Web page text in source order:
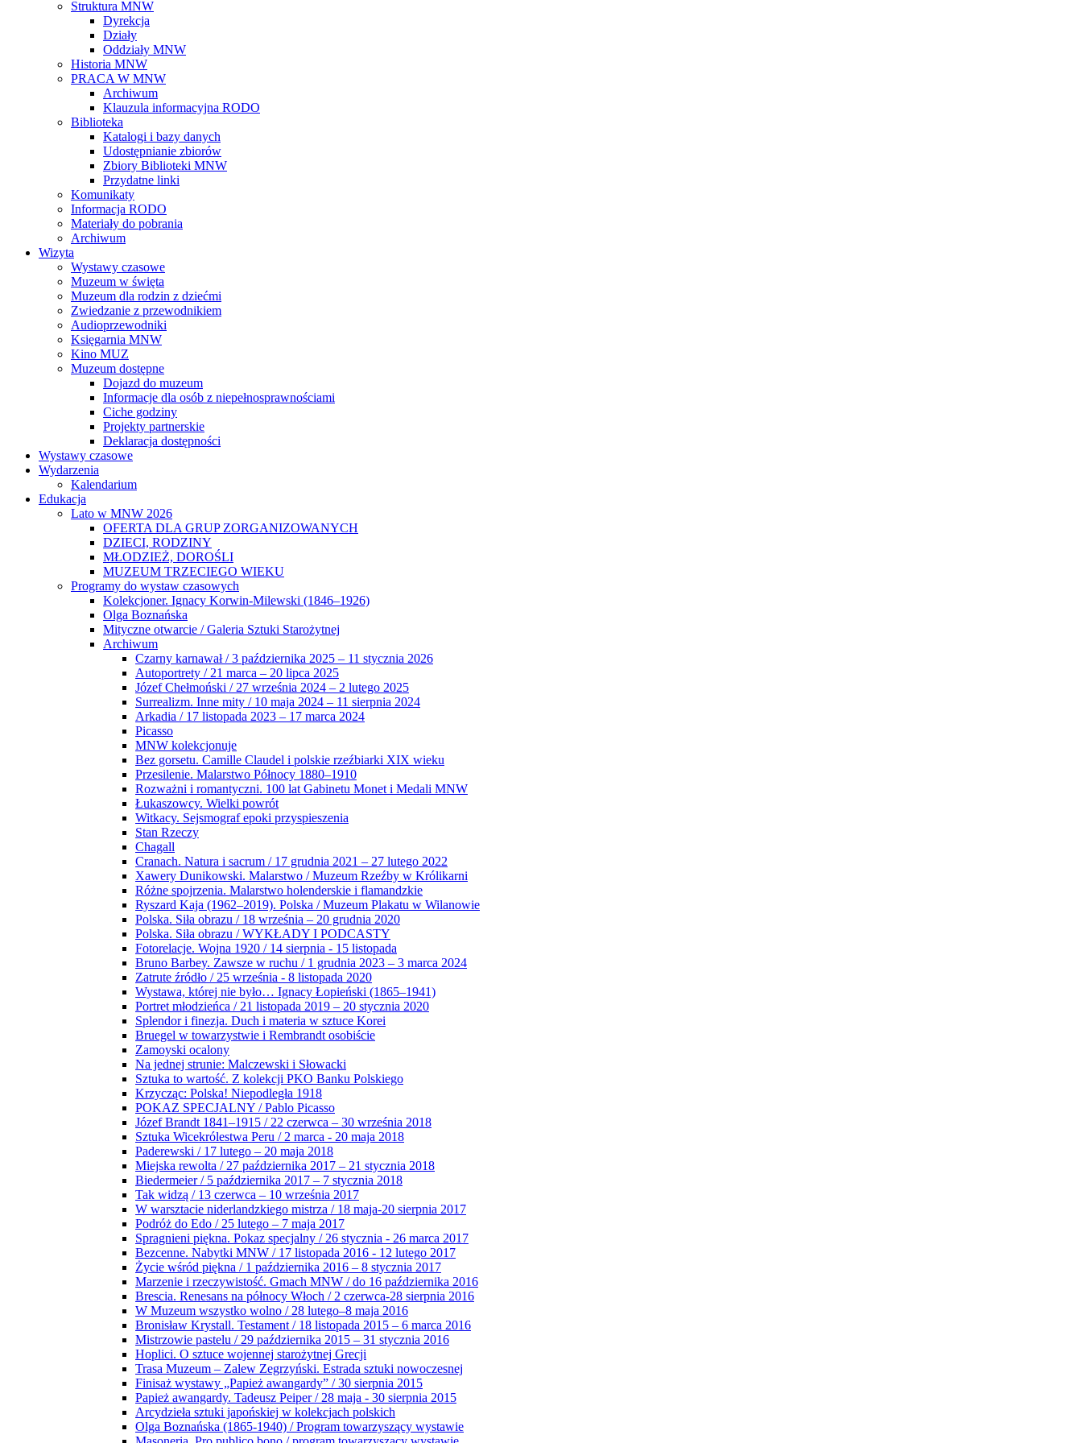
Struktura MNW
Dyrekcja
Działy
Oddziały MNW
Historia MNW
PRACA W MNW
Archiwum
Klauzula informacyjna RODO
Biblioteka
Katalogi i bazy danych
Udostępnianie zbiorów
Zbiory Biblioteki MNW
Przydatne linki
Komunikaty
Informacja RODO
Materiały do pobrania
Archiwum
Wizyta
Wystawy czasowe
Muzeum w święta
Muzeum dla rodzin z dziećmi
Zwiedzanie z przewodnikiem
Audioprzewodniki
Księgarnia MNW
Kino MUZ
Muzeum dostępne
Dojazd do muzeum
Informacje dla osób z niepełnosprawnościami
Ciche godziny
Projekty partnerskie
Deklaracja dostępności
Wystawy czasowe
Wydarzenia
Kalendarium
Edukacja
Lato w MNW 2026
OFERTA DLA GRUP ZORGANIZOWANYCH
DZIECI, RODZINY
MŁODZIEŻ, DOROŚLI
MUZEUM TRZECIEGO WIEKU
Programy do wystaw czasowych
Kolekcjoner. Ignacy Korwin-Milewski (1846–1926)
Olga Boznańska
Mityczne otwarcie / Galeria Sztuki Starożytnej
Archiwum
Czarny karnawał / 3 października 2025 – 11 stycznia 2026
Autoportrety / 21 marca – 20 lipca 2025
Józef Chełmoński / 27 września 2024 – 2 lutego 2025
Surrealizm. Inne mity / 10 maja 2024 – 11 sierpnia 2024
Arkadia / 17 listopada 2023 – 17 marca 2024
Picasso
MNW kolekcjonuje
Bez gorsetu. Camille Claudel i polskie rzeźbiarki XIX wieku
Przesilenie. Malarstwo Północy 1880–1910
Rozważni i romantyczni. 100 lat Gabinetu Monet i Medali MNW
Łukaszowcy. Wielki powrót
Witkacy. Sejsmograf epoki przyspieszenia
Stan Rzeczy
Chagall
Cranach. Natura i sacrum / 17 grudnia 2021 – 27 lutego 2022
Xawery Dunikowski. Malarstwo / Muzeum Rzeźby w Królikarni
Różne spojrzenia. Malarstwo holenderskie i flamandzkie
Ryszard Kaja (1962–2019). Polska / Muzeum Plakatu w Wilanowie
Polska. Siła obrazu / 18 września – 20 grudnia 2020
Polska. Siła obrazu / WYKŁADY I PODCASTY
Fotorelacje. Wojna 1920 / 14 sierpnia - 15 listopada
Bruno Barbey. Zawsze w ruchu / 1 grudnia 2023 – 3 marca 2024
Zatrute źródło / 25 września - 8 listopada 2020
Wystawa, której nie było… Ignacy Łopieński (1865–1941)
Portret młodzieńca / 21 listopada 2019 – 20 stycznia 2020
Splendor i finezja. Duch i materia w sztuce Korei
Bruegel w towarzystwie i Rembrandt osobiście
Zamoyski ocalony
Na jednej strunie: Malczewski i Słowacki
Sztuka to wartość. Z kolekcji PKO Banku Polskiego
Krzycząc: Polska! Niepodległa 1918
POKAZ SPECJALNY / Pablo Picasso
Józef Brandt 1841–1915 / 22 czerwca – 30 września 2018
Sztuka Wicekrólestwa Peru / 2 marca - 20 maja 2018
Paderewski / 17 lutego – 20 maja 2018
Miejska rewolta / 27 października 2017 – 21 stycznia 2018
Biedermeier / 5 października 2017 – 7 stycznia 2018
Tak widzą / 13 czerwca – 10 września 2017
W warsztacie niderlandzkiego mistrza / 18 maja-20 sierpnia 2017
Podróż do Edo / 25 lutego – 7 maja 2017
Spragnieni piękna. Pokaz specjalny / 26 stycznia - 26 marca 2017
Bezcenne. Nabytki MNW / 17 listopada 2016 - 12 lutego 2017
Życie wśród piękna / 1 października 2016 – 8 stycznia 2017
Marzenie i rzeczywistość. Gmach MNW / do 16 października 2016
Brescia. Renesans na północy Włoch / 2 czerwca-28 sierpnia 2016
W Muzeum wszystko wolno / 28 lutego–8 maja 2016
Bronisław Krystall. Testament / 18 listopada 2015 – 6 marca 2016
Mistrzowie pastelu / 29 października 2015 – 31 stycznia 2016
Hoplici. O sztuce wojennej starożytnej Grecji
Trasa Muzeum – Zalew Zegrzyński. Estrada sztuki nowoczesnej
Finisaż wystawy „Papież awangardy” / 30 sierpnia 2015
Papież awangardy. Tadeusz Peiper / 28 maja - 30 sierpnia 2015
Arcydzieła sztuki japońskiej w kolekcjach polskich
Olga Boznańska (1865-1940) / Program towarzyszący wystawie